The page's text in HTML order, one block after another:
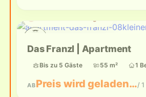
Das Franzl | Apartment
Bis zu 5 Gäste 55 m² 1
ABPreis wird geladen…/